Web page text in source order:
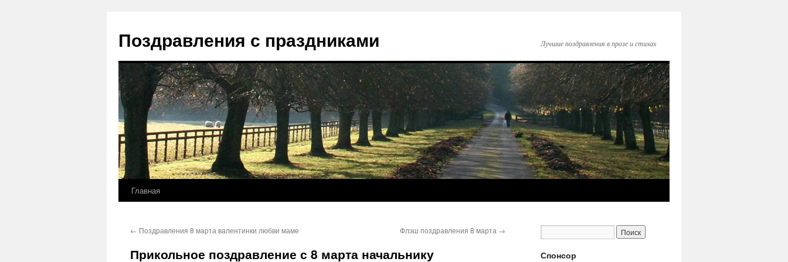
содержимому
Поздравления с праздниками Лучшие поздравления в прозе и стихах
Главная
← Поздравления 8 марта валентинки любви маме Флэш поздравления 8 марта →
Прикольное поздравление с 8 марта начальнику Спонсор